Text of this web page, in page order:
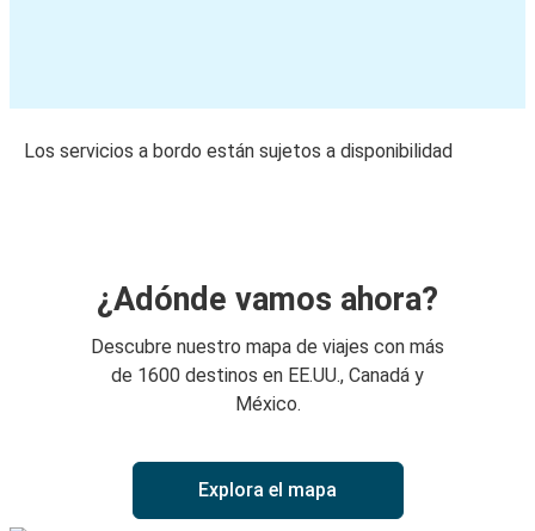
Los servicios a bordo están sujetos a disponibilidad
¿Adónde vamos ahora?
Descubre nuestro mapa de viajes con más
de 1600 destinos en EE.UU., Canadá y
México.
Explora el mapa